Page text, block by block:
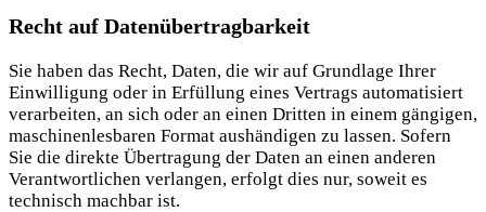
Recht auf Daten­übertrag­barkeit
Sie haben das Recht, Daten, die wir auf Grundlage Ihrer
Einwilligung oder in Erfüllung eines Vertrags automatisiert
verarbeiten, an sich oder an einen Dritten in einem gängigen,
maschinenlesbaren Format aushändigen zu lassen. Sofern
Sie die direkte Übertragung der Daten an einen anderen
Verantwortlichen verlangen, erfolgt dies nur, soweit es
technisch machbar ist.